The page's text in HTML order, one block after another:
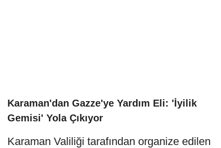
Karaman'dan Gazze'ye Yardım Eli: 'İyilik
Gemisi' Yola Çıkıyor
Karaman Valiliği tarafından organize edilen